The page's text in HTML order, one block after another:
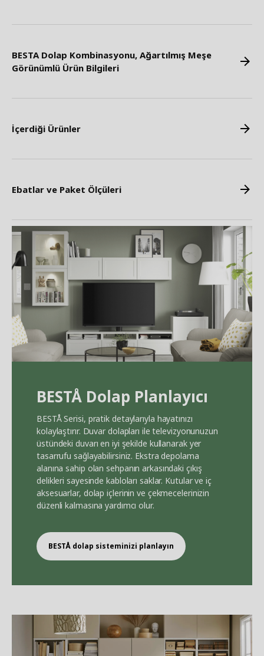
BESTA Dolap Kombinasyonu, Ağartılmış Meşe
Görünümlü Ürün Bilgileri
İçerdiği Ürünler
Ebatlar ve Paket Ölçüleri
BESTÅ Dolap Planlayıcı
BESTÅSerisi, pratik detaylarıyla hayatınızı
kolaylaştırır. Duvar dolapları ile televizyonunuzun
üstündeki duvarı en iyi şekilde kullanarak yer
tasarrufu sağlayabilirsiniz. Ekstra depolama
alanına sahip olan sehpanın arkasındaki çıkış
delikleri sayesinde kabloları saklar. Kutular ve iç
aksesuarlar, dolap içlerinin ve çekmecelerinizin
düzenli kalmasına yardımcı olur.
BESTÅ dolap sisteminizi planlayın